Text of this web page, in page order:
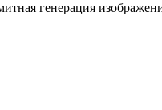
генерация